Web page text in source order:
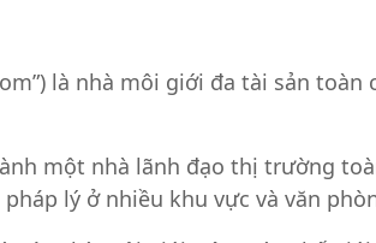
là nhà môi giới đa tài sản
một nhà lãnh đạo thị trường
lý ở nhiều khu vực và văn